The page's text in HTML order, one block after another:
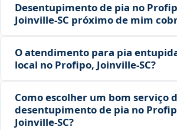
Desentupimento de pia no
Joinville‑SC próximo de mim
O atendimento para pia
local no Profipo, Joinville‑SC?
Como escolher um bom serviço
desentupimento de pia no
Joinville‑SC?